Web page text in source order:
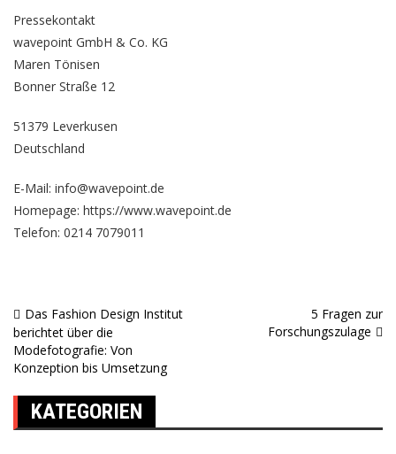
Pressekontakt
wavepoint GmbH & Co. KG
Maren Tönisen
Bonner Straße 12
51379 Leverkusen
Deutschland
E-Mail: info@wavepoint.de
Homepage: https://www.wavepoint.de
Telefon: 0214 7079011
Beitragsnavigation
Das Fashion Design Institut
berichtet über die
Modefotografie: Von
Konzeption bis Umsetzung
5 Fragen zur
Forschungszulage
KATEGORIEN